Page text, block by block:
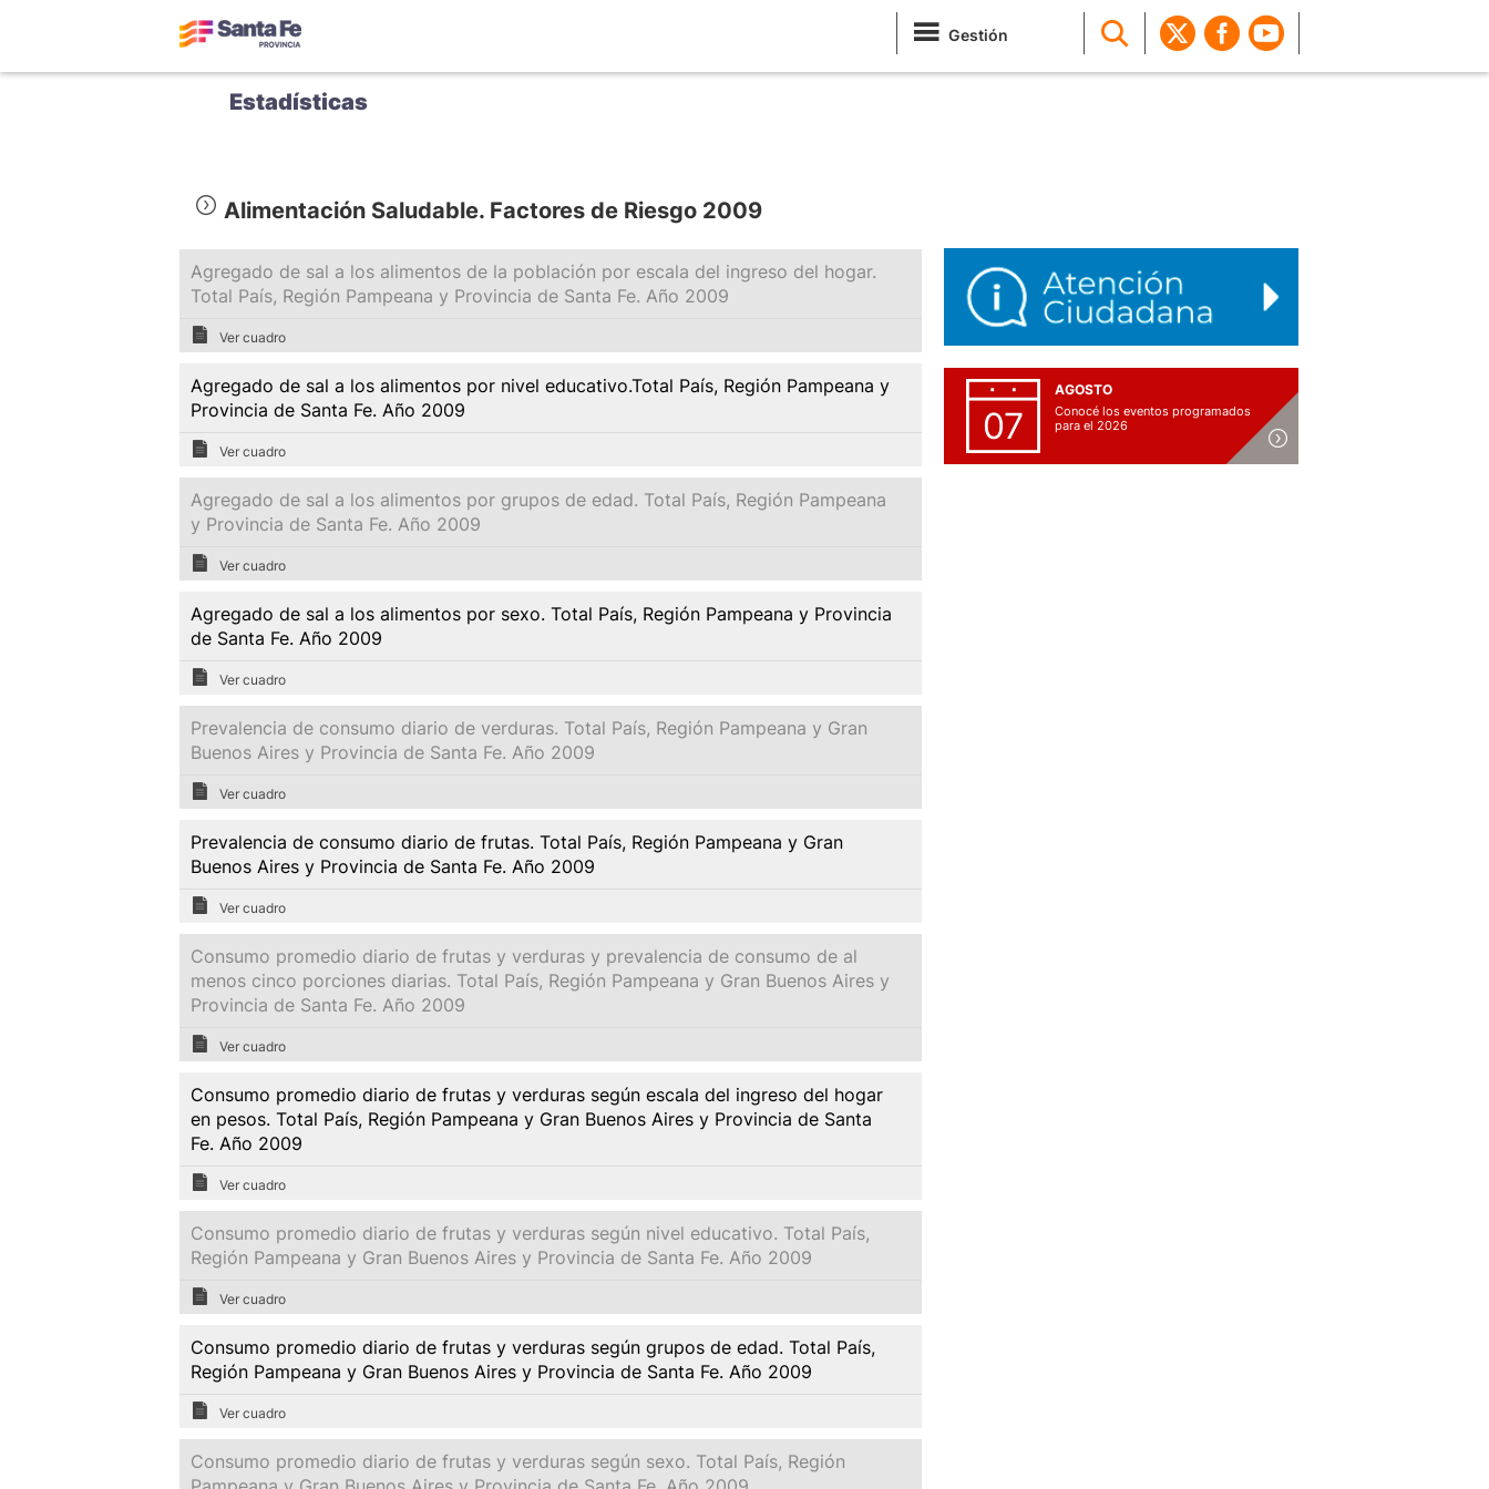
Gestión
Estadísticas
Alimentación Saludable. Factores de Riesgo 2009
Agregado de sal a los alimentos de la población por escala del ingreso del hogar.
Total País, Región Pampeana y Provincia de Santa Fe. Año 2009
Ver cuadro
Agregado de sal a los alimentos por nivel educativo.Total País, Región Pampeana y
Provincia de Santa Fe. Año 2009
Ver cuadro
Agregado de sal a los alimentos por grupos de edad. Total País, Región Pampeana
y Provincia de Santa Fe. Año 2009
Ver cuadro
Agregado de sal a los alimentos por sexo. Total País, Región Pampeana y Provincia
de Santa Fe. Año 2009
Ver cuadro
Prevalencia de consumo diario de verduras. Total País, Región Pampeana y Gran
Buenos Aires y Provincia de Santa Fe. Año 2009
Ver cuadro
Prevalencia de consumo diario de frutas. Total País, Región Pampeana y Gran
Buenos Aires y Provincia de Santa Fe. Año 2009
Ver cuadro
Consumo promedio diario de frutas y verduras y prevalencia de consumo de al
menos cinco porciones diarias. Total País, Región Pampeana y Gran Buenos Aires y
Provincia de Santa Fe. Año 2009
Ver cuadro
Consumo promedio diario de frutas y verduras según escala del ingreso del hogar
en pesos. Total País, Región Pampeana y Gran Buenos Aires y Provincia de Santa
Fe. Año 2009
Ver cuadro
Consumo promedio diario de frutas y verduras según nivel educativo. Total País,
Región Pampeana y Gran Buenos Aires y Provincia de Santa Fe. Año 2009
Ver cuadro
Consumo promedio diario de frutas y verduras según grupos de edad. Total País,
Región Pampeana y Gran Buenos Aires y Provincia de Santa Fe. Año 2009
Ver cuadro
Consumo promedio diario de frutas y verduras según sexo. Total País, Región
07
AGOSTO
Conocé los eventos programados
para el 2026